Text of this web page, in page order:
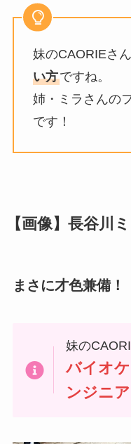
妹のCAORIEさ
い方ですね。
姉・ミラさんの
です！
【画像】長谷川
まさに才色兼備！
妹の
バイオケ
ンジニア